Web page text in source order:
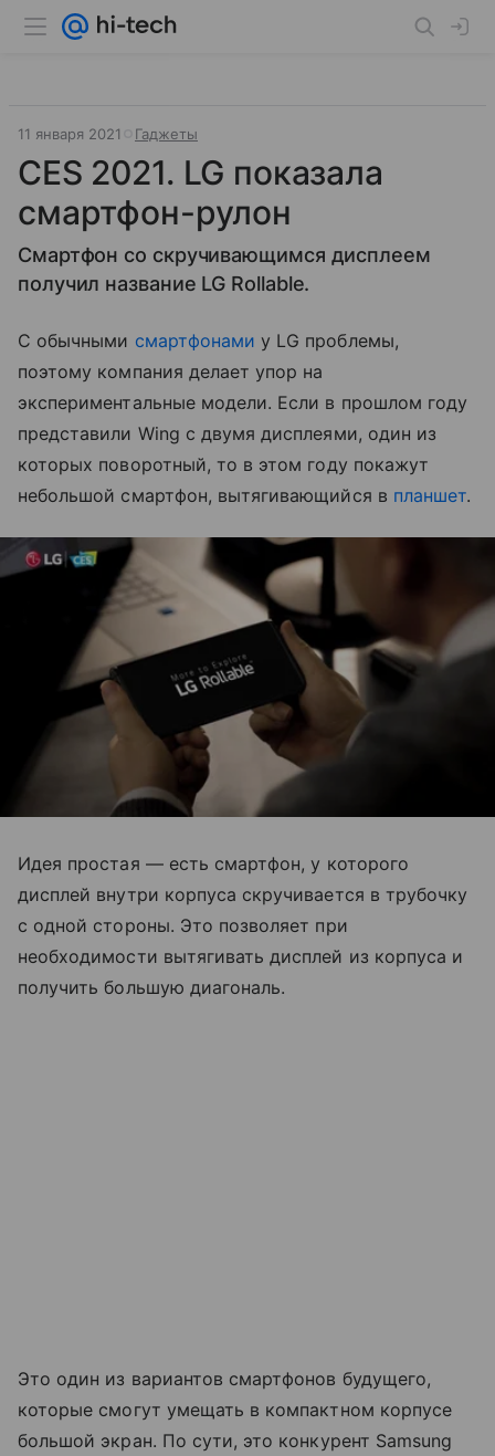
11 января 2021 Гаджеты
CES 2021. LG показала
смартфон-рулон
Смартфон со скручивающимся дисплеем
получил название LG Rollable.
С обычными смартфонами у LG проблемы,
поэтому компания делает упор на
экспериментальные модели. Если в прошлом году
представили Wing с двумя дисплеями, один из
которых поворотный, то в этом году покажут
небольшой смартфон, вытягивающийся в планшет.
Идея простая — есть смартфон, у которого
дисплей внутри корпуса скручивается в трубочку
с одной стороны. Это позволяет при
необходимости вытягивать дисплей из корпуса и
получить большую диагональ.
Это один из вариантов смартфонов будущего,
которые смогут умещать в компактном корпусе
большой экран. По сути, это конкурент Samsung